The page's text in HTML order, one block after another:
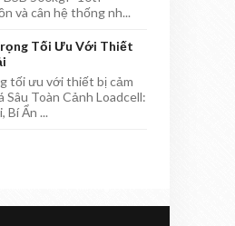
và cân hệ thống nh...
Tối Ưu Với Thiết
tối ưu với thiết bị cảm
Toàn Cảnh Loadcell:
Bí Ẩn ...